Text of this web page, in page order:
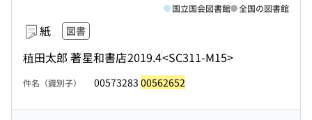
紙 図書
稙田太郎 著星和書店2019.4<SC311-M15>
国立国会図書館 全国の図書館
件名（識別子） 00573283 00562652